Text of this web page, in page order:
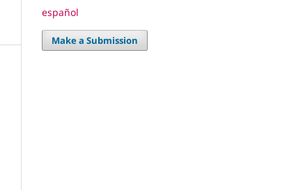
español
Make a Submission